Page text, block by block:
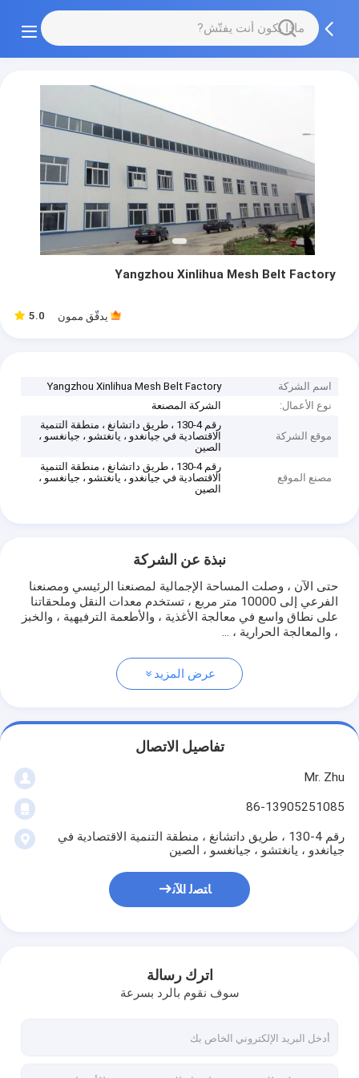
Yangzhou Xinlihua Mesh Belt Factory
5.0 يدقّق ممون
اسم الشركة
Yangzhou Xinlihua Mesh Belt Factory
نوع الأعمال:
الشركة المصنعة
موقع الشركة
رقم 4-130 ، طريق داتشانغ ، منطقة التنمية
الاقتصادية في جيانغدو ، يانغتشو ، جيانغسو ،
الصين
مصنع الموقع
رقم 4-130 ، طريق داتشانغ ، منطقة التنمية
الاقتصادية في جيانغدو ، يانغتشو ، جيانغسو ،
الصين
نبذة عن الشركة
حتى الآن ، وصلت المساحة الإجمالية لمصنعنا الرئيسي ومصنعنا
الفرعي إلى 10000 متر مربع ، تستخدم معدات النقل وملحقاتنا
على نطاق واسع في معالجة الأغذية ، والأطعمة الترفيهية ، والخبز
، والمعالجة الحرارية ، ...
عرض المزيد
تفاصيل الاتصال
Mr. Zhu
86-13905251085
رقم 4-130 ، طريق داتشانغ ، منطقة التنمية الاقتصادية في
جيانغدو ، يانغتشو ، جيانغسو ، الصين
ﺎﺘﺼﻟ ﺍﻶﻧ
اترك رسالة
سوف نقوم بالرد بسرعة